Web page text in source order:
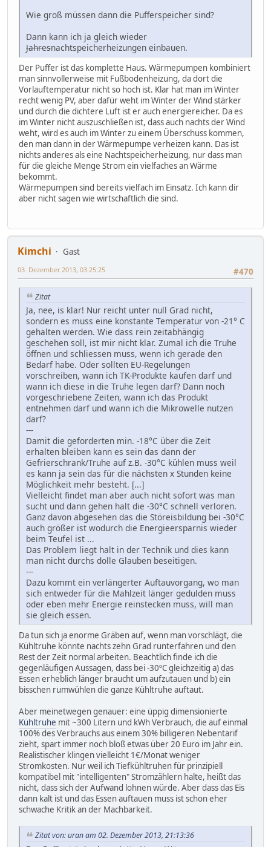
Wie groß müssen dann die Pufferspeicher sind?
Dann kann ich ja gleich wieder
Jahresnachtspeicherheizungen einbauen.
Der Puffer ist das komplette Haus. Wärmepumpen kombiniert
man sinnvollerweise mit Fußbodenheizung, da dort die
Vorlauftemperatur nicht so hoch ist. Klar hat man im Winter
recht wenig PV, aber dafür weht im Winter der Wind stärker
und durch die dichtere Luft ist er auch energiereicher. Da es
im Winter nicht auszuschließen ist, dass auch nachts der Wind
weht, wird es auch im Winter zu einem Überschuss kommen,
den man dann in der Wärmepumpe verheizen kann. Das ist
nichts anderes als eine Nachtspeicherheizung, nur dass man
für die gleiche Menge Strom ein vielfaches an Wärme
bekommt.
Wärmepumpen sind bereits vielfach im Einsatz. Ich kann dir
aber nicht sagen wie wirtschaftlich die sind.
Kimchi
Gast
#470
03. Dezember 2013, 03:25:25
Zitat
Ja, nee, is klar! Nur reicht unter null Grad nicht,
sondern es muss eine konstante Temperatur von -21° C
gehalten werden. Wie dass rein zeitabhängig
geschehen soll, ist mir nicht klar. Zumal ich die Truhe
öffnen und schliessen muss, wenn ich gerade den
Bedarf habe. Oder sollten EU-Regelungen
vorschreiben, wann ich TK-Produkte kaufen darf und
wann ich diese in die Truhe legen darf? Dann noch
vorgeschriebene Zeiten, wann ich das Produkt
entnehmen darf und wann ich die Mikrowelle nutzen
darf?
---
Damit die geforderten min. -18°C über die Zeit
erhalten bleiben kann es sein das dann der
Gefrierschrank/Truhe auf z.B. -30°C kühlen muss weil
es kann ja sein das für die nächsten x Stunden keine
Möglichkeit mehr besteht. [...]
Vielleicht findet man aber auch nicht sofort was man
sucht und dann gehen halt die -30°C schnell verloren.
Ganz davon abgesehen das die Störeisbildung bei -30°C
auch größer ist wodurch die Energieersparnis wieder
beim Teufel ist ...
Das Problem liegt halt in der Technik und dies kann
man nicht durchs dolle Glauben beseitigen.
---
Dazu kommt ein verlängerter Auftauvorgang, wo man
sich entweder für die Mahlzeit länger gedulden muss
oder eben mehr Energie reinstecken muss, will man
sie gleich essen.
Da tun sich ja enorme Gräben auf, wenn man vorschlägt, die
Kühltruhe könnte nachts zehn Grad runterfahren und den
Rest der Zeit normal arbeiten. Beachtlich finde ich die
gegenläufigen Aussagen, dass bei -30ºC gleichzeitig a) das
Essen erheblich länger braucht um aufzutauen und b) ein
bisschen rumwühlen die ganze Kühltruhe auftaut.
Aber meinetwegen genauer: eine üppig dimensionierte
Kühltruhe mit ~300 Litern und kWh Verbrauch, die auf einmal
100% des Verbrauchs aus einem 30% billigeren Nebentarif
zieht, spart immer noch bloß etwas über 20 Euro im Jahr ein.
Realistischer klingen vielleicht 1€/Monat weniger
Stromkosten. Nur weil ich Tiefkühltruhen für prinzipiell
kompatibel mit "intelligenten" Stromzählern halte, heißt das
nicht, dass sich der Aufwand lohnen würde. Aber dass das Eis
dann kalt ist und das Essen auftauen muss ist schon eher
schwache Kritik an der Machbarkeit.
Zitat von: uran am 02. Dezember 2013, 21:13:36